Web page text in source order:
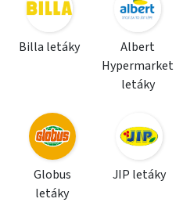
Billa letáky
Albert
Hypermarket
letáky
Globus
letáky
JIP letáky